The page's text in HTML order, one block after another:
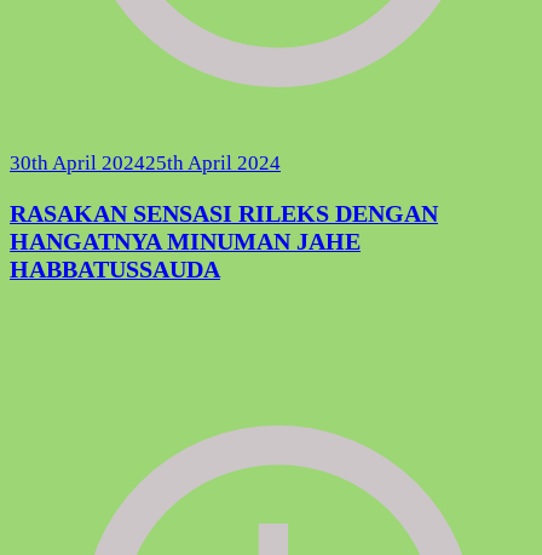
30th April 202425th April 2024
RASAKAN SENSASI RILEKS DENGAN
HANGATNYA MINUMAN JAHE
HABBATUSSAUDA